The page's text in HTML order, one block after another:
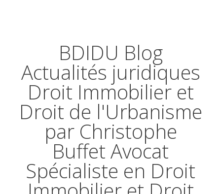
BDIDU Blog
Actualités juridiques
Droit Immobilier et
Droit de l'Urbanisme
par Christophe
Buffet Avocat
Spécialiste en Droit